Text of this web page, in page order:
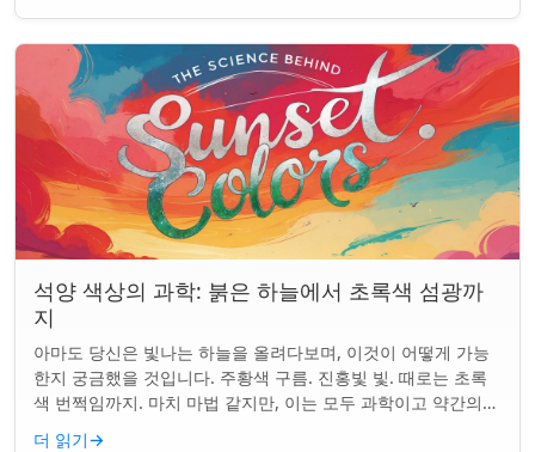
석양 색상의 과학: 붉은 하늘에서 초록색 섬광까
지
아마도 당신은 빛나는 하늘을 올려다보며, 이것이 어떻게 가능
한지 궁금했을 것입니다. 주황색 구름. 진홍빛 빛. 때로는 초록
색 번쩍임까지. 마치 마법 같지만, 이는 모두 과학이고 약간의
타이밍의 문제입니다. 태양은 지...
더 읽기→